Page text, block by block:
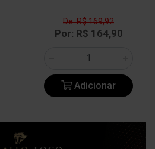
De: R$ 169,92
Por: R$ 164,90
Adicionar